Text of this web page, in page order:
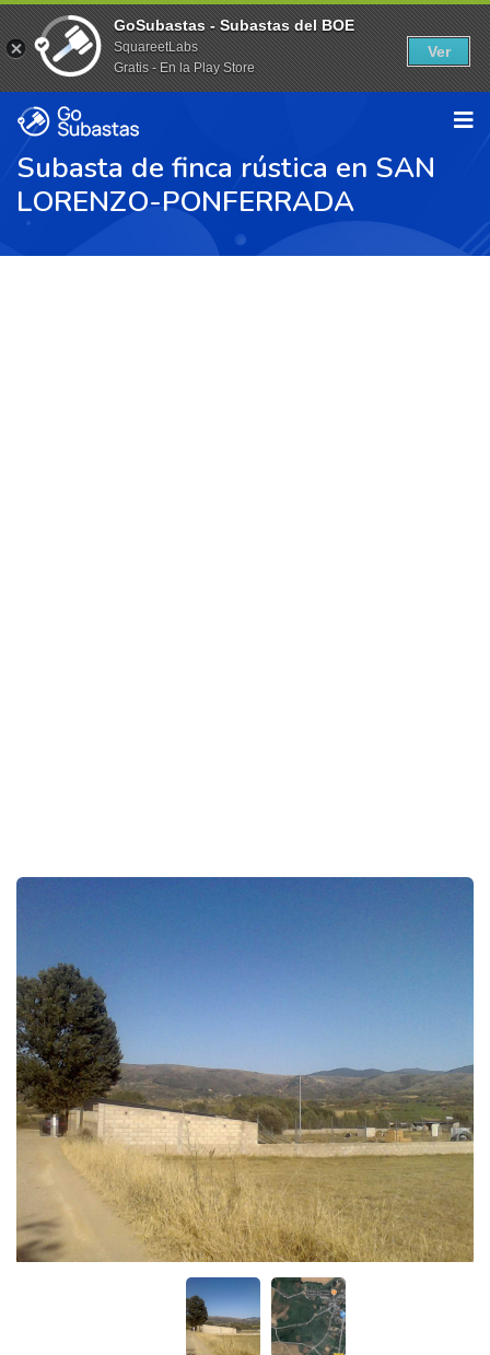
Subasta de finca rústica en SAN
LORENZO-PONFERRADA
GoSubastas - Subastas del BOE
SquareetLabs
Gratis - En la Play Store
Ver